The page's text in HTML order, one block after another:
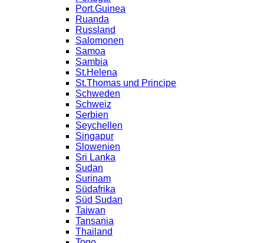
Port.Guinea
Ruanda
Russland
Salomonen
Samoa
Sambia
St.Helena
St.Thomas und Principe
Schweden
Schweiz
Serbien
Seychellen
Singapur
Slowenien
Sri Lanka
Sudan
Surinam
Südafrika
Süd Sudan
Taiwan
Tansania
Thailand